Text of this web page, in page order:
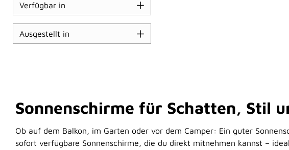
Verfügbar in
Ausgestellt in
Sonnenschirme für Schatten, Stil
Ob auf dem Balkon, im Garten oder vor dem Camper: Ein guter
sofort verfügbare Sonnenschirme, die du direkt mitnehmen kannst –